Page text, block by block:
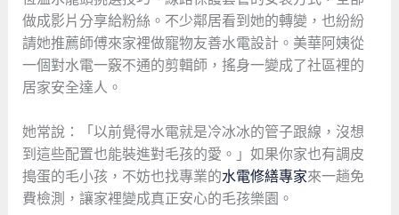
做成影片分享給粉絲。不少鄰居看到她的轉變，也紛紛
請她推薦師傅來家裡做寵物友善水電設計。美華阿姨從
一個對水電一竅不通的剪輯師，搖身一變成了社區裡的
居家安全達人。
她常說：「以前覺得水電就是冷冰冰的管子跟線，沒想
到這些配置也能裝進對毛孩的愛。」如果你家也有調皮
搗蛋的毛小孩，不妨也找專業的水電修繕專家來一趟免
費檢測，讓家裡變成真正安心的毛孩樂園。